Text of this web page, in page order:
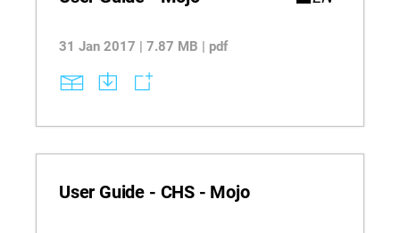
31 Jan 2017 | 7.87 MB | pdf
User Guide - CHS - Mojo